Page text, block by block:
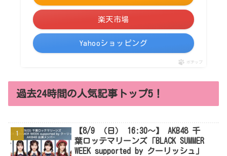
楽天市場
Yahooショッピング
ポチップ
過去24時間の人気記事トップ5！
【8/9 （日） 16:30～】 AKB48 千
葉ロッテマリーンズ「BLACK SUMMER
WEEK supported by クーリッシュ」